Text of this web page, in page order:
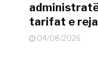
tarifat e
04/08/2026